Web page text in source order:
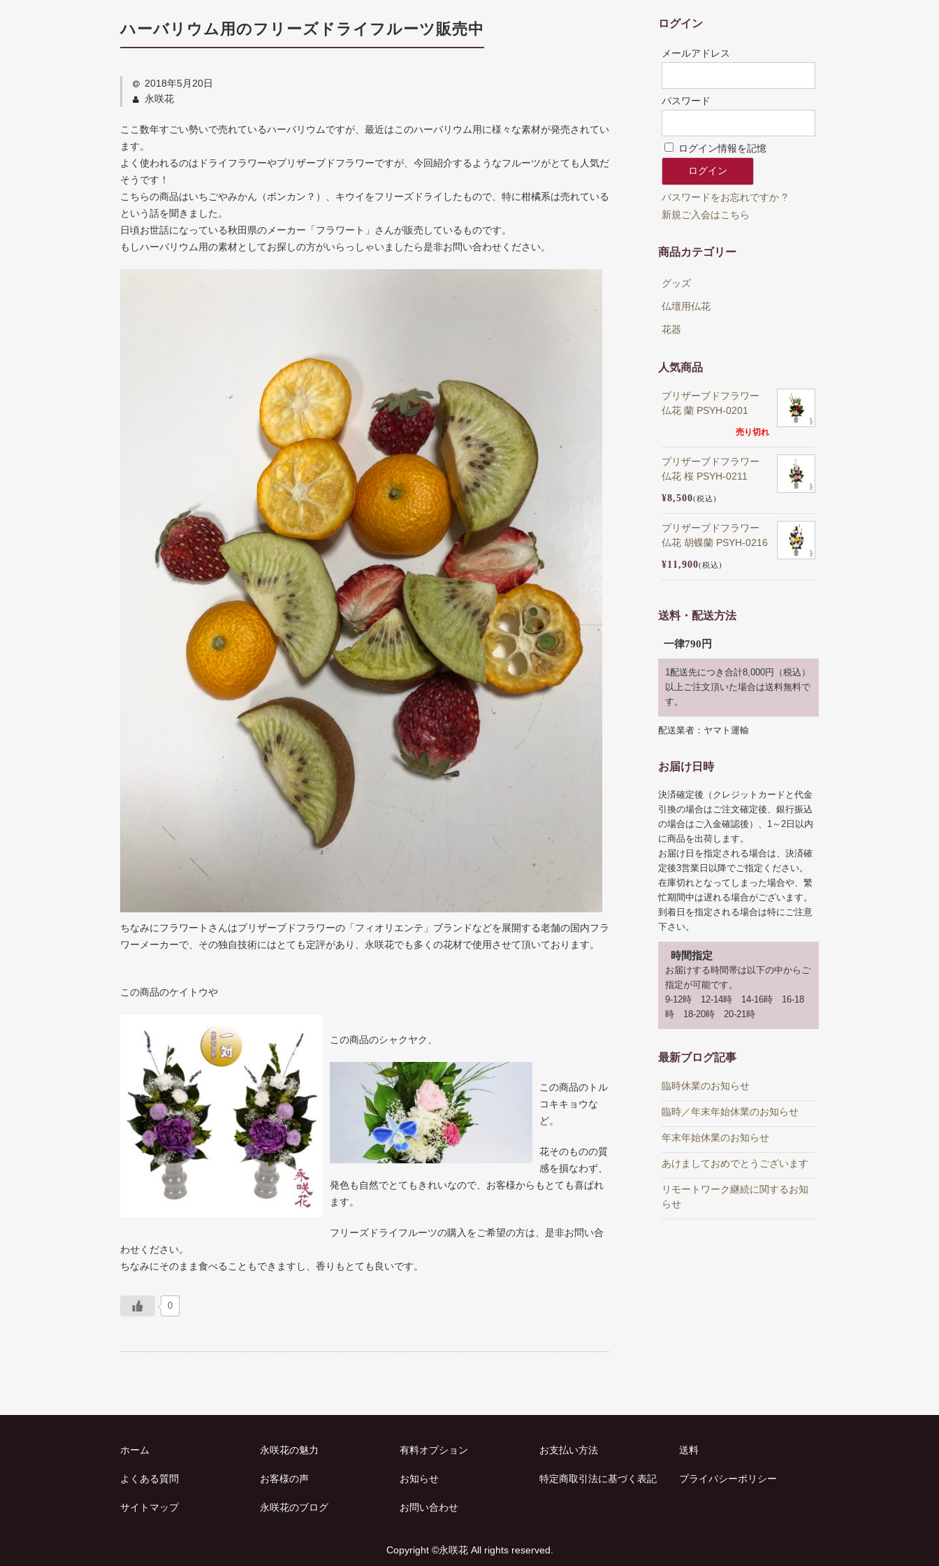
ハーバリウム用のフリーズドライフルーツ販売中
2018年5月20日
永咲花
ここ数年すごい勢いで売れているハーバリウムですが、最近はこのハーバリウム用に様々な素材が発売されてい
ます。
よく使われるのはドライフラワーやプリザーブドフラワーですが、今回紹介するようなフルーツがとても人気だ
そうです！
こちらの商品はいちごやみかん（ポンカン？）、キウイをフリーズドライしたもので、特に柑橘系は売れている
という話を聞きました。
日頃お世話になっている秋田県のメーカー「フラワート」さんが販売しているものです。
もしハーバリウム用の素材としてお探しの方がいらっしゃいましたら是非お問い合わせください。
ちなみにフラワートさんはプリザーブドフラワーの「フィオリエンテ」ブランドなどを展開する老舗の国内フラ
ワーメーカーで、その独自技術にはとても定評があり、永咲花でも多くの花材で使用させて頂いております。
この商品のケイトウや
この商品のシャクヤク、
この商品のトル
コキキョウな
ど。
花そのものの質
感を損なわず、
発色も自然でとてもきれいなので、お客様からもとても喜ばれ
ます。
フリーズドライフルーツの購入をご希望の方は、是非お問い合
わせください。
ちなみにそのまま食べることもできますし、香りもとても良いです。
0
ログイン
メールアドレス
パスワード
ログイン情報を記憶
パスワードをお忘れですか ?
新規ご入会はこちら
商品カテゴリー
グッズ
仏壇用仏花
花器
人気商品
プリザーブドフラワー
仏花 蘭 PSYH-0201
売り切れ
プリザーブドフラワー
仏花 桜 PSYH-0211
¥8,500(税込)
プリザーブドフラワー
仏花 胡蝶蘭 PSYH-0216
¥11,900(税込)
送料・配送方法
一律790円
1配送先につき合計8,000円（税込）
以上ご注文頂いた場合は送料無料で
す。
配送業者：ヤマト運輸
お届け日時
決済確定後（クレジットカードと代金
引換の場合はご注文確定後、銀行振込
の場合はご入金確認後）、1～2日以内
に商品を出荷します。
お届け日を指定される場合は、決済確
定後3営業日以降でご指定ください。
在庫切れとなってしまった場合や、繁
忙期間中は遅れる場合がございます。
到着日を指定される場合は特にご注意
下さい。
時間指定
お届けする時間帯は以下の中からご
指定が可能です。
9-12時 12-14時 14-16時 16-18
時 18-20時 20-21時
最新ブログ記事
臨時休業のお知らせ
臨時／年末年始休業のお知らせ
年末年始休業のお知らせ
あけましておめでとうございます
リモートワーク継続に関するお知
らせ
ホーム 永咲花の魅力 有料オプション お支払い方法 送料
よくある質問 お客様の声 お知らせ 特定商取引法に基づく表記 プライバシーポリシー
サイトマップ 永咲花のブログ お問い合わせ
Copyright ©永咲花 All rights reserved.